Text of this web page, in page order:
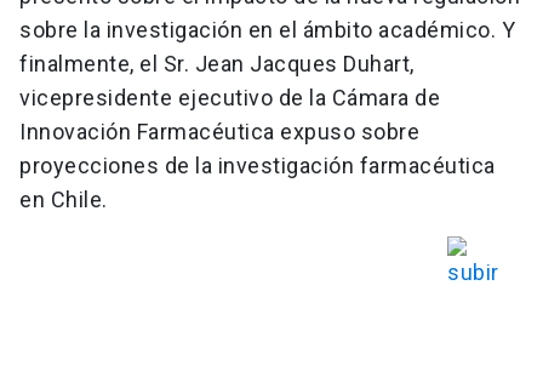
sobre la investigación en el ámbito académico. Y
finalmente, el Sr. Jean Jacques Duhart,
vicepresidente ejecutivo de la Cámara de
Innovación Farmacéutica expuso sobre
proyecciones de la investigación farmacéutica
en Chile.